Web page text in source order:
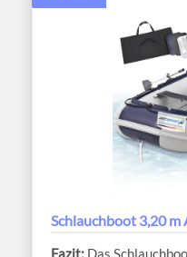
Schlauchboot 3,20
Das